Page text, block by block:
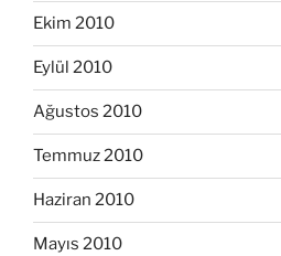
Ekim 2010
Eylül 2010
Ağustos 2010
Temmuz 2010
Haziran 2010
Mayıs 2010